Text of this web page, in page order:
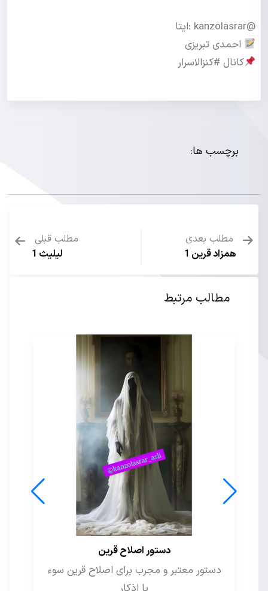
@kanzolasrar :ایتا
احمدی تبریزی
کانال #کنزالاسرار
برچسب ها:
مطلب بعدی
همزاد قرین 1
مطلب قبلی
لیلیث 1
مطالب مرتبط
دستور اصلاح قرین
دستور معتبر و مجرب برای اصلاح قرین سوء